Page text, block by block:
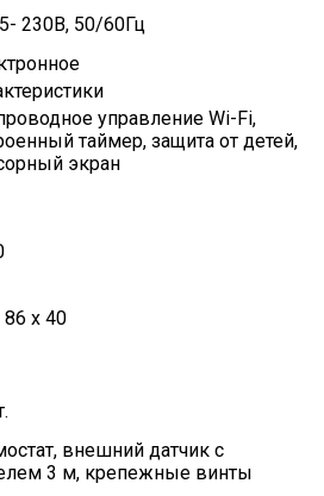
230В, 50/60Гц
управление Wi-Fi,
таймер, защита от детей,
экран
86 х 40
внешний датчик с
3 м, крепежные винты